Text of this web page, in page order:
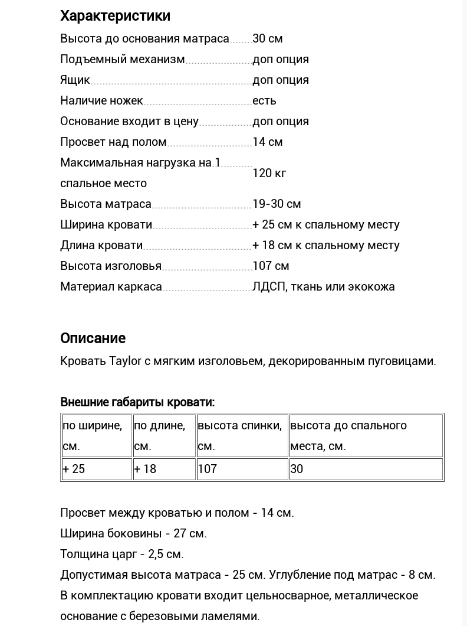
Характеристики
Высота до основания матраса
30 см
Подъемный механизм
доп опция
Ящик
доп опция
Наличие ножек
есть
Основание входит в цену
доп опция
Просвет над полом
14 см
Максимальная нагрузка на 1
спальное место
120 кг
Высота матраса
19-30 см
Ширина кровати
+ 25 см к спальному месту
Длина кровати
+ 18 см к спальному месту
Высота изголовья
107 см
Материал каркаса
ЛДСП, ткань или экокожа
Описание
Кровать Taylor с мягким изголовьем, декорированным пуговицами.
Внешние габариты кровати:
по ширине,
см.
по длине,
см.
высота спинки,
см.
высота до спального
места, см.
+ 25
+ 18 107 30
Просвет между кроватью и полом - 14 см.
Ширина боковины - 27 см.
Толщина царг - 2,5 см.
Допустимая высота матраса - 25 см. Углубление под матрас - 8 см.
В комплектацию кровати входит цельносварное, металлическое
основание с березовыми ламелями.